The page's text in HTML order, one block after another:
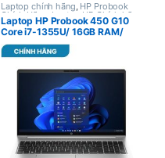
Laptop chính hãng, HP Probook
Chính Hãng ,Laptop HP Chính hãng
Laptop HP Probook 450 G10
Core i7-1355U/ 16GB RAM/
512G SSD/15.6″ FHD/ Win 11
Home/ BẠC/ – New Chính Hãng